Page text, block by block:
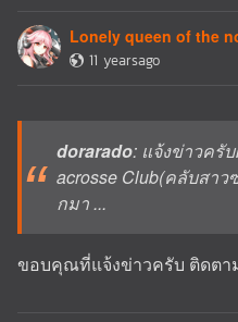
Lonely queen of the
11 yearsago
dorarado: แจ้งข่าวครั
acrosse Club(คลับสาว
กมา ...
ขอบคุณที่แจ้งข่าวครับ ติดตา